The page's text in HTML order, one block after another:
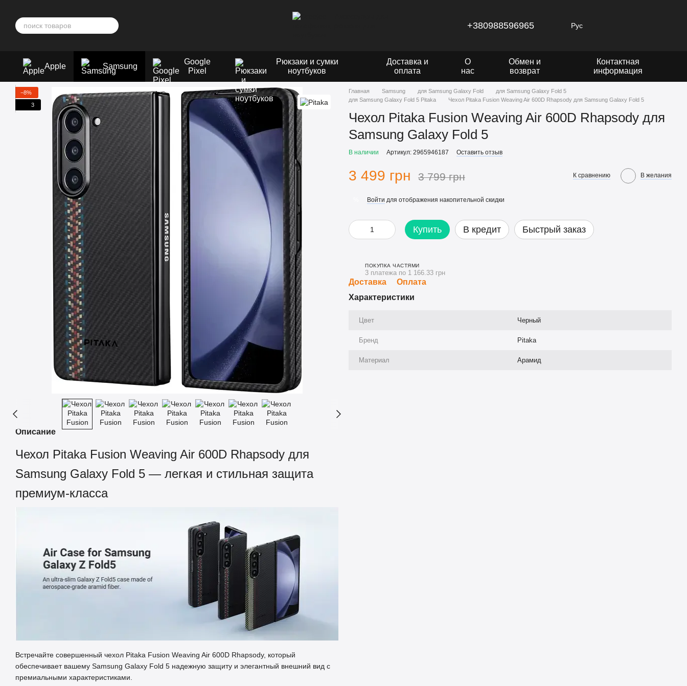
+380988596965 Рус
Apple Samsung
Google
Pixel
Рюкзаки и сумки
ноутбуков
Доставка и
оплата
О
нас
Обмен и
возврат
Контактная
информация
−8%
3
Описание
Чехол Pitaka Fusion Weaving Air 600D Rhapsody для
Samsung Galaxy Fold 5 — легкая и стильная защита
премиум-класса
Встречайте совершенный чехол Pitaka Fusion Weaving Air 600D Rhapsody, который
обеспечивает вашему Samsung Galaxy Fold 5 надежную защиту и элегантный внешний вид с
премиальными характеристиками.
Главная Samsung для Samsung Galaxy Fold
для Samsung Galaxy Fold 5
для Samsung Galaxy Fold 5 Pitaka
Чехол Pitaka Fusion Weaving Air 600D Rhapsody для Samsung Galaxy Fold 5
Чехол Pitaka Fusion Weaving Air 600D Rhapsody для
Samsung Galaxy Fold 5
В наличии Артикул: 2965946187 Оставить отзыв
3 499 грн 3 799 грн К сравнению В желания
Войти для отображения накопительной скидки
Купить В кредит Быстрый заказ
ПОКУПКА ЧАСТЯМИ
3 платежа по 1 166.33 грн
Доставка
Оплата
Характеристики
Цвет Черный
Бренд Pitaka
Материал Арамид